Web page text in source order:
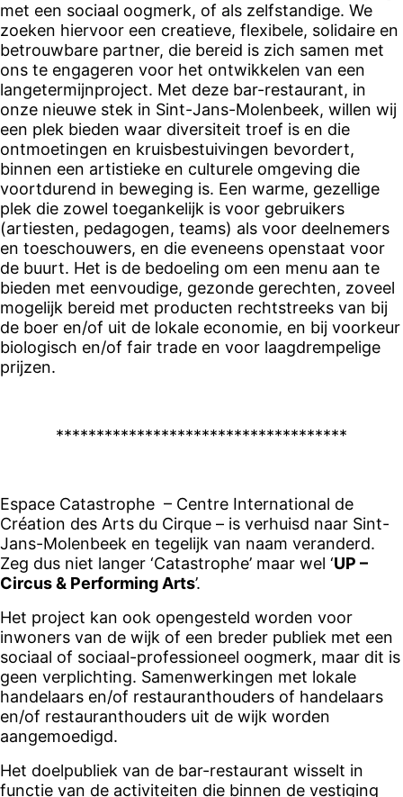
met een sociaal oogmerk, of als zelfstandige. We
zoeken hiervoor een creatieve, flexibele, solidaire en
betrouwbare partner, die bereid is zich samen met
ons te engageren voor het ontwikkelen van een
langetermijnproject. Met deze bar-restaurant, in
onze nieuwe stek in Sint-Jans-Molenbeek, willen wij
een plek bieden waar diversiteit troef is en die
ontmoetingen en kruisbestuivingen bevordert,
binnen een artistieke en culturele omgeving die
voortdurend in beweging is. Een warme, gezellige
plek die zowel toegankelijk is voor gebruikers
(artiesten, pedagogen, teams) als voor deelnemers
en toeschouwers, en die eveneens openstaat voor
de buurt. Het is de bedoeling om een menu aan te
bieden met eenvoudige, gezonde gerechten, zoveel
mogelijk bereid met producten rechtstreeks van bij
de boer en/of uit de lokale economie, en bij voorkeur
biologisch en/of fair trade en voor laagdrempelige
prijzen.
************************************
Espace Catastrophe – Centre International de
Création des Arts du Cirque – is verhuisd naar Sint-
Jans-Molenbeek en tegelijk van naam veranderd.
Zeg dus niet langer ‘Catastrophe’ maar wel ‘UP –
Circus & Performing Arts’.
Het project kan ook opengesteld worden voor
inwoners van de wijk of een breder publiek met een
sociaal of sociaal-professioneel oogmerk, maar dit is
geen verplichting. Samenwerkingen met lokale
handelaars en/of restauranthouders of handelaars
en/of restauranthouders uit de wijk worden
aangemoedigd.
Het doelpubliek van de bar-restaurant wisselt in
functie van de activiteiten die binnen de vestiging